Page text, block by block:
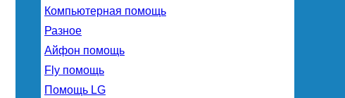
Компьютерная помощь
Разное
Айфон помощь
Fly помощь
Помощь LG